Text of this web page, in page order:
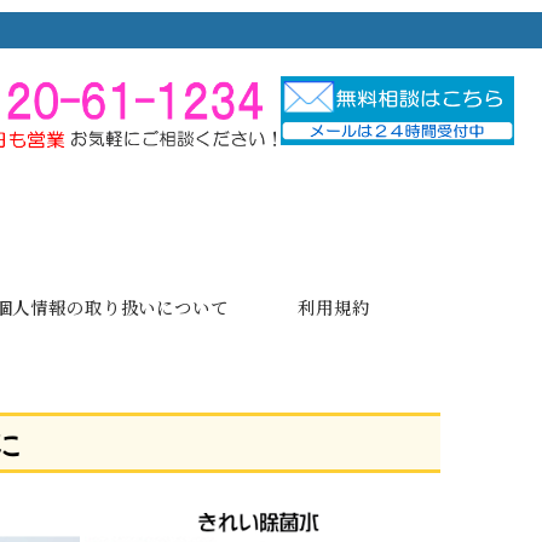
人情報の取り扱いについて 利用規約